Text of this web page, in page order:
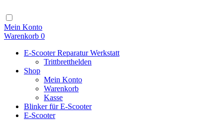
Inhalt
Mein Konto
Warenkorb 0
E-Scooter Reparatur Werkstatt
Trittbretthelden
Shop
Mein Konto
Warenkorb
Kasse
Blinker für E-Scooter
E-Scooter